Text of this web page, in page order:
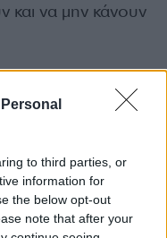
to third parties, or
information for
the below opt-out
note that after your
να μην κάνουν
με
ίδια ώρα,
στα αυτοκίνητα
αν